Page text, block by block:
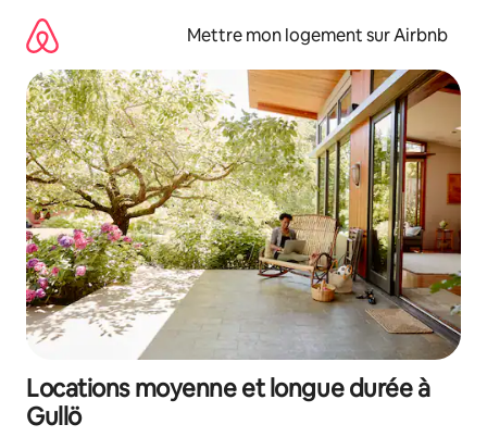
directement
contenu
Mettre mon logement sur Airbnb
Locations moyenne et longue durée à
Gullö